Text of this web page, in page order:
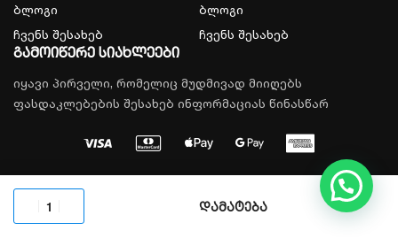
ბლოგი
ჩვენს შესახებ
ბლოგი
ჩვენს შესახებ
გამოიწერე სიახლეები
იყავი პირველი, რომელიც მუდმივად მიიღებს
ფასდაკლებების შესახებ ინფორმაციას წინასწარ
დამატება